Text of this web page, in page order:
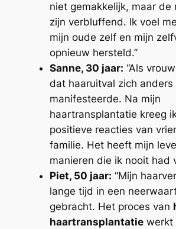
niet gemakkelijk, maar de
zijn verbluffend. Ik voel
mijn oude zelf en mijn
opnieuw hersteld.”
Sanne, 30 jaar: “Als
dat haaruitval zich anders
manifesteerde. Na mijn
haartransplantatie kreeg
positieve reacties van
familie. Het heeft mijn
manieren die ik nooit had
Piet, 50 jaar: “Mijn
lange tijd in een
gebracht. Het proces van
haartransplantatiewerkt